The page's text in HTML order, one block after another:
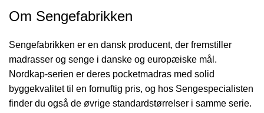
Om Sengefabrikken
Sengefabrikken er en dansk producent, der fremstiller
madrasser og senge i danske og europæiske mål.
Nordkap-serien er deres pocketmadras med solid
byggekvalitet til en fornuftig pris, og hos Sengespecialisten
finder du også de øvrige standardstørrelser i samme serie.